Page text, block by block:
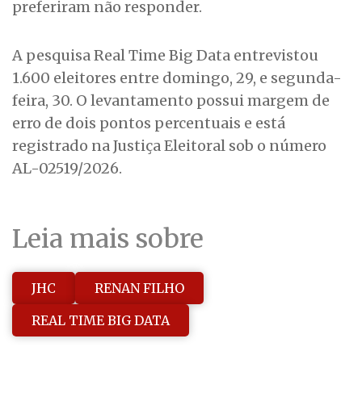
preferiram não responder.
A pesquisa Real Time Big Data entrevistou
1.600 eleitores entre domingo, 29, e segunda-
feira, 30. O levantamento possui margem de
erro de dois pontos percentuais e está
registrado na Justiça Eleitoral sob o número
AL-02519/2026.
Leia mais sobre
JHC
RENAN FILHO
REAL TIME BIG DATA